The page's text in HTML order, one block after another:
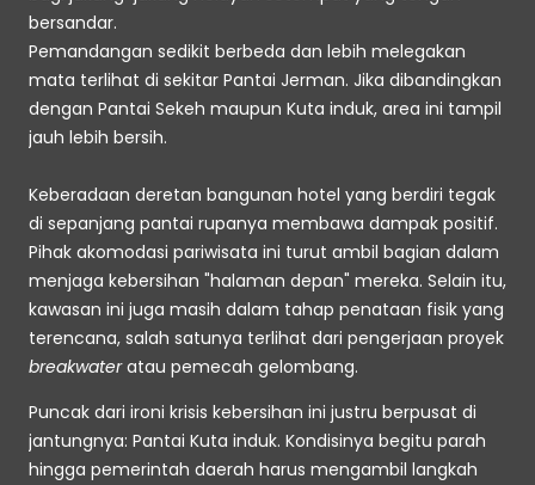
bersandar.
Pemandangan sedikit berbeda dan lebih melegakan
mata terlihat di sekitar Pantai Jerman. Jika dibandingkan
dengan Pantai Sekeh maupun Kuta induk, area ini tampil
jauh lebih bersih.
Keberadaan deretan bangunan hotel yang berdiri tegak
di sepanjang pantai rupanya membawa dampak positif.
Pihak akomodasi pariwisata ini turut ambil bagian dalam
menjaga kebersihan "halaman depan" mereka. Selain itu,
kawasan ini juga masih dalam tahap penataan fisik yang
breakwater atau pemecah gelombang.
Puncak dari ironi krisis kebersihan ini justru berpusat di
jantungnya: Pantai Kuta induk. Kondisinya begitu parah
hingga pemerintah daerah harus mengambil langkah